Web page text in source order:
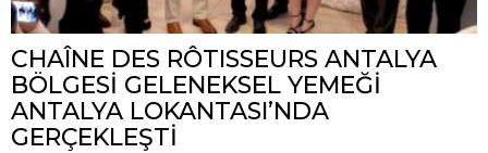
CHAÎNE DES RÔTISSEURS ANTALYA
BÖLGESİ GELENEKSEL YEMEĞİ
ANTALYA LOKANTASI’NDA
GERÇEKLEŞTİ